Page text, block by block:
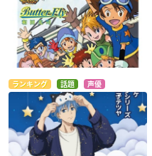
ランキング 話題 声優